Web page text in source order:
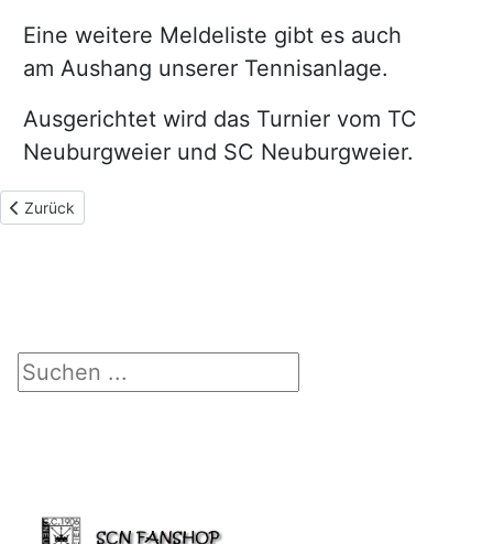
Suchen ...
Eine weitere Meldeliste gibt es auch
am Aushang unserer Tennisanlage.
Ausgerichtet wird das Turnier vom TC
Neuburgweier und SC Neuburgweier.
Vorheriger Beitrag: Trainingslager in Maierhöfen
Zurück